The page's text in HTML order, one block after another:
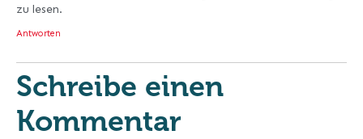
zu lesen.
Antworten
Schreibe einen
Kommentar